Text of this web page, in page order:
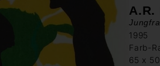
A.R.
1995
Farb-
65 x